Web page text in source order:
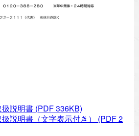
説明書 (PDF 336KB)
説明書（文字表示付き）
(PDF 2